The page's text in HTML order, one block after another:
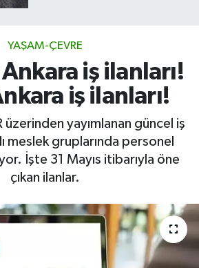
YAŞAM-ÇEVRE
Ankara iş ilanları!
iş ilanları!
üzerinden yayımlanan güncel iş
meslek gruplarında personel
İşte 31 Mayıs itibarıyla öne
çıkan ilanlar.